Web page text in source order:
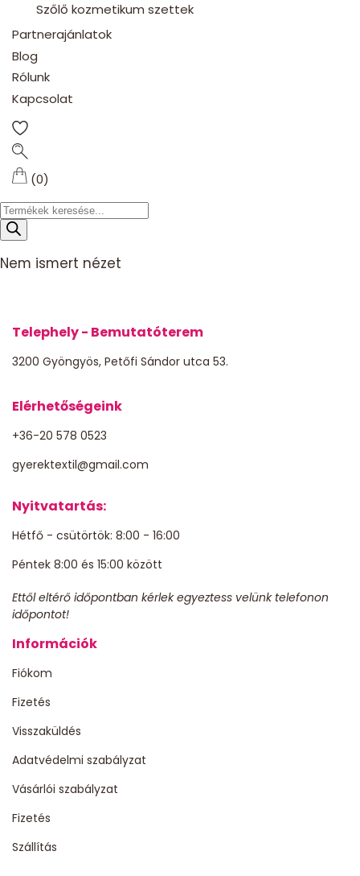
Szőlő kozmetikum szettek
Partnerajánlatok
Blog
Rólunk
Kapcsolat
(0)
Products
search
Nem ismert nézet
Telephely - Bemutatóterem
3200 Gyöngyös, Petőfi Sándor utca 53.
Elérhetőségeink
+36-20 578 0523
gyerektextil@gmail.com
Nyitvatartás:
Hétfő - csütörtök: 8:00 - 16:00
Péntek 8:00 és 15:00 között
Ettől eltérő időpontban kérlek egyeztess velünk telefonon
időpontot!
Információk
Fiókom
Fizetés
Visszaküldés
Adatvédelmi szabályzat
Vásárlói szabályzat
Fizetés
Szállítás